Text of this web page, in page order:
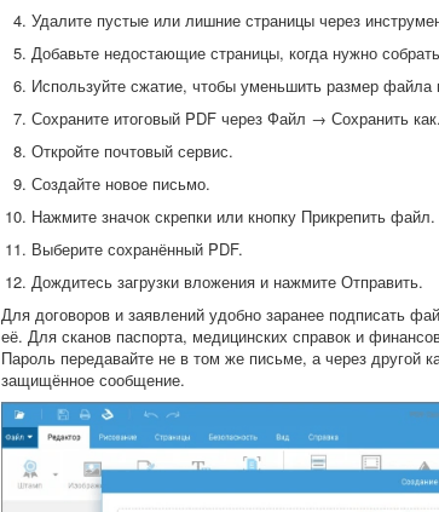
Удалите пустые или лишние страницы через
Добавьте недостающие страницы, когда нужно
Используйте сжатие, чтобы уменьшить размер файла
Сохраните итоговый PDF через Файл → Сохранить как.
Откройте почтовый сервис.
Создайте новое письмо.
Нажмите значок скрепки или кнопку Прикрепить файл.
Выберите сохранённый PDF.
Дождитесь загрузки вложения и нажмите Отправить.
Для договоров и заявлений удобно заранее подписать
её. Для сканов паспорта, медицинских справок и
Пароль передавайте не в том же письме, а через другой
защищённое сообщение.